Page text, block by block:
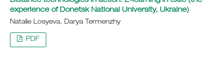
experience of Donetsk National University, Ukraine)
Natalie Losyeva, Darya Termenzhy
PDF